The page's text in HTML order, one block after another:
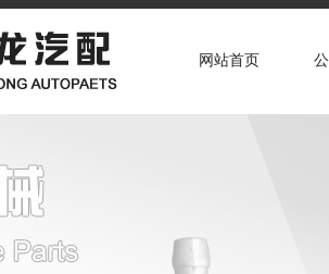
网站首页